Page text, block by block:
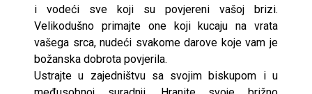
i vodeći sve koji su povjereni vašoj brizi.
Velikodušno primajte one koji kucaju na vrata
vašega srca, nudeći svakome darove koje vam je
božanska dobrota povjerila.
Ustrajte u zajedništvu sa svojim biskupom i u